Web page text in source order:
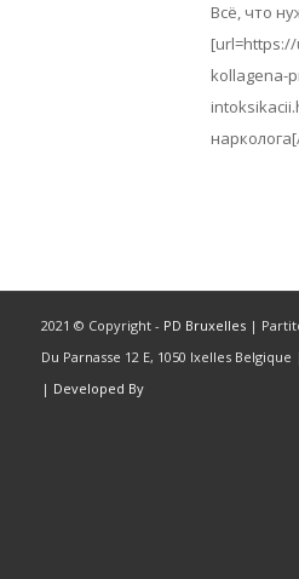
Всё, что
kollagena-
2021 © Copyright - PD Bruxelles|
Du Parnasse 12 E, 1050 Ixelles Belgique |
| Developed By